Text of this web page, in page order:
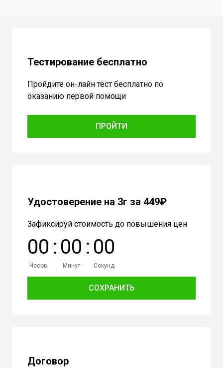
Тестирование бесплатно
Пройдите он-лайн тест бесплатно по
оказанию первой помощи
ПРОЙТИ
Удостоверение на 3г за 449₽
Зафиксируй стоимость до повышения цен
00
Часов
: 00
Минут
: 00
Секунд
СОХРАНИТЬ
Договор